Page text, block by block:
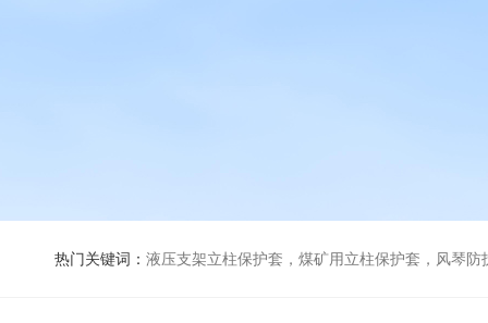
热门关键词： 液压支架立柱保护套，煤矿用立柱保护套，风琴